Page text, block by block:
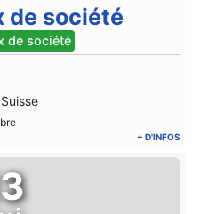
de société
de société
+ D'INFOS